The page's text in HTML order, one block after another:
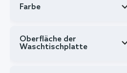
Farbe
Oberfläche der
Waschtischplatte